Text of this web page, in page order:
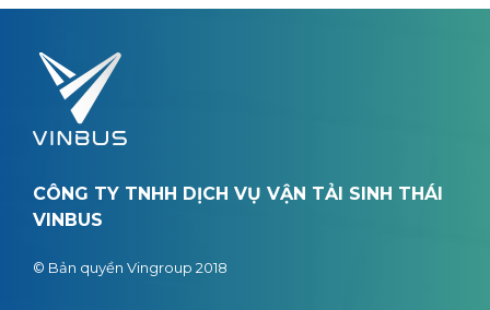
CÔNG TY TNHH DỊCH VỤ VẬN TẢI SINH THÁI
VINBUS
© Bản quyền Vingroup 2018